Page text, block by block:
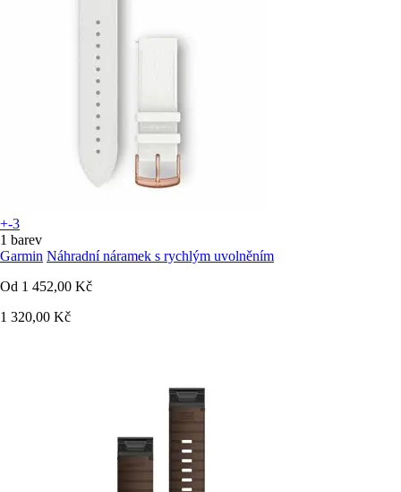
+-3
1 barev
Garmin Náhradní náramek s rychlým uvolněním
Od 1 452,00 Kč
1 320,00 Kč